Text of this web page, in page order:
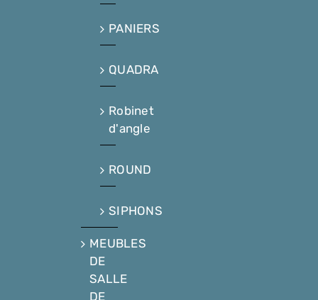
PANIERS
QUADRA
Robinet
d'angle
ROUND
SIPHONS
MEUBLES
DE
SALLE
DE